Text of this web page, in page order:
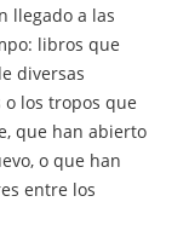
llegado a las
libros que
diversas
o los tropos que
que han abierto
o que han
entre los